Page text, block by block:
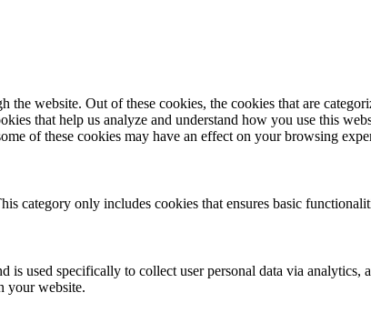
website. Out of these cookies, the cookies that are
that help us analyze and understand how you use this
of these cookies may have an effect on your browsing
category only includes cookies that ensures basic
used specifically to collect user personal data via analytics,
your website.